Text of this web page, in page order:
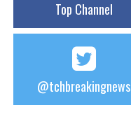
Top Channel
@tchbreakingnews